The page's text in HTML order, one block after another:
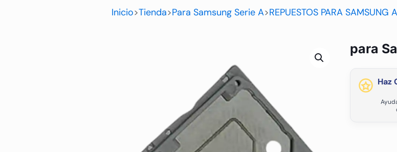
Inicio>Tienda>Para Samsung Serie A>REPUESTOS PARA SAMSUNG
para
Haz